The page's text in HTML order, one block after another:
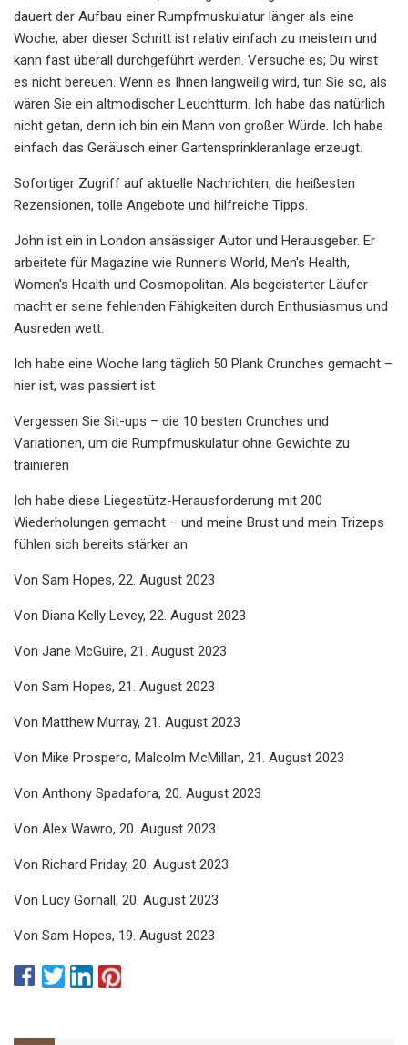
dauert der Aufbau einer Rumpfmuskulatur länger als eine
Woche, aber dieser Schritt ist relativ einfach zu meistern und
kann fast überall durchgeführt werden. Versuche es; Du wirst
es nicht bereuen. Wenn es Ihnen langweilig wird, tun Sie so, als
wären Sie ein altmodischer Leuchtturm. Ich habe das natürlich
nicht getan, denn ich bin ein Mann von großer Würde. Ich habe
einfach das Geräusch einer Gartensprinkleranlage erzeugt.
Sofortiger Zugriff auf aktuelle Nachrichten, die heißesten
Rezensionen, tolle Angebote und hilfreiche Tipps.
John ist ein in London ansässiger Autor und Herausgeber. Er
arbeitete für Magazine wie Runner's World, Men's Health,
Women's Health und Cosmopolitan. Als begeisterter Läufer
macht er seine fehlenden Fähigkeiten durch Enthusiasmus und
Ausreden wett.
Ich habe eine Woche lang täglich 50 Plank Crunches gemacht –
hier ist, was passiert ist
Vergessen Sie Sit-ups – die 10 besten Crunches und
Variationen, um die Rumpfmuskulatur ohne Gewichte zu
trainieren
Ich habe diese Liegestütz-Herausforderung mit 200
Wiederholungen gemacht – und meine Brust und mein Trizeps
fühlen sich bereits stärker an
Von Sam Hopes, 22. August 2023
Von Diana Kelly Levey, 22. August 2023
Von Jane McGuire, 21. August 2023
Von Sam Hopes, 21. August 2023
Von Matthew Murray, 21. August 2023
Von Mike Prospero, Malcolm McMillan, 21. August 2023
Von Anthony Spadafora, 20. August 2023
Von Alex Wawro, 20. August 2023
Von Richard Priday, 20. August 2023
Von Lucy Gornall, 20. August 2023
Von Sam Hopes, 19. August 2023